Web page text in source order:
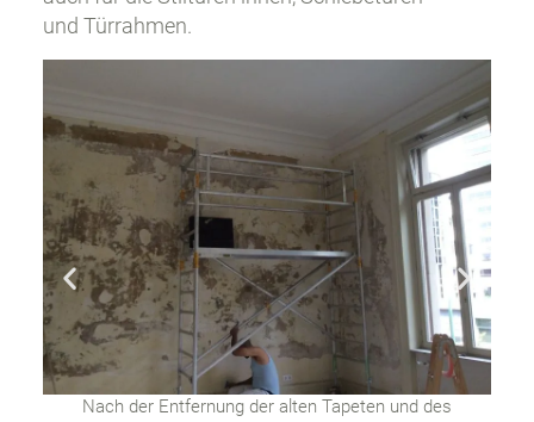
und Türrahmen.
Nach der Entfernung der alten Tapeten und des